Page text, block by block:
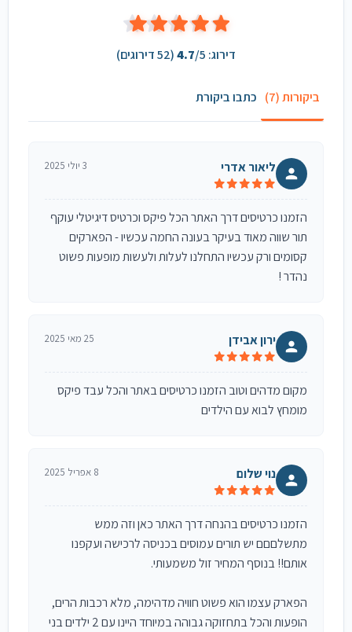
דירוג: 4.7/5 (
52דירוגים)
ביקורות (7) כתבו ביקורת
ליאור אדרי 3 יולי 2025
הזמנו כרטיסים דרך האתר הכל פיקס וכרטיס דיגיטלי עוקף
תור שווה מאוד בעיקר בעונה החמה עכשיו - הפארקים
קסומים ורק עכשיו התחלנו לעלות ולעשות מופעות פשוט
נהדר !
ירון אבידן 25 מאי 2025
מקום מדהים וטוב הזמנו כרטיסים באתר והכל עבד פיקס
מומחץ לבוא עם הילדים
נוי שלום 8 אפריל 2025
הזמנו כרטיסים בהנחה דרך האתר כאן וזה ממש
מתשלםםם יש תורים עמוסים בכניסה לרכישה ועקפנו
אותם!! בנוסף המחיר זול משמעותי.
הפארק עצמו הוא פשוט חוויה מדהימה, מלא רכבות הרים,
הופעות והכל בתחזוקה גבוהה במיוחד היינו עם 2 ילדים בני